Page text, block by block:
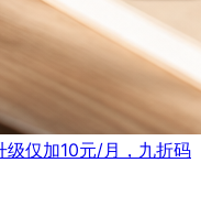
仅加10元/月，九折码